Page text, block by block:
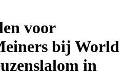
voor
bij World
in